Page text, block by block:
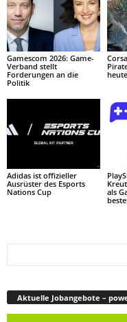
Gamescom 2026: Game-
Verband stellt
Forderungen an die
Politik
Adidas ist offizieller
Ausrüster des Esports
Nations Cup
als
Aktuelle Jobangebote –